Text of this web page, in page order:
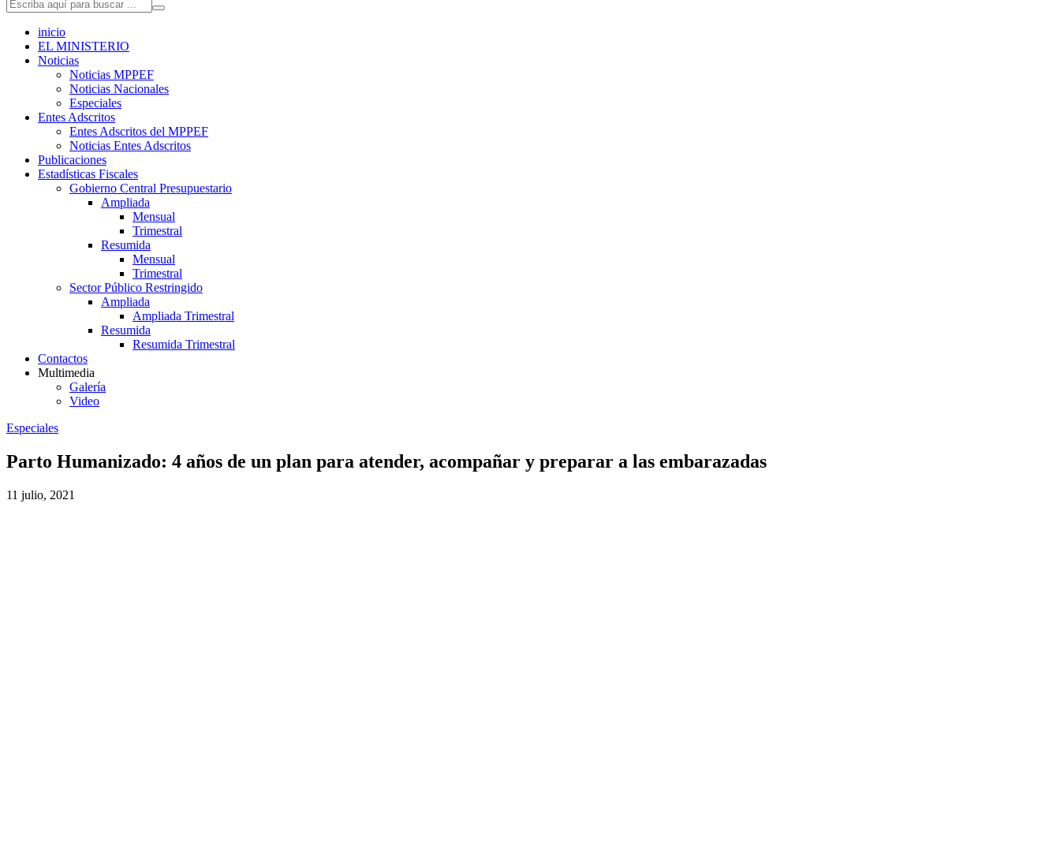
inicio
EL MINISTERIO
Noticias
Noticias MPPEF
Noticias Nacionales
Especiales
Entes Adscritos
Entes Adscritos del MPPEF
Noticias Entes Adscritos
Publicaciones
Estadísticas Fiscales
Gobierno Central Presupuestario
Ampliada
Mensual
Trimestral
Resumida
Mensual
Trimestral
Sector Público Restringido
Ampliada
Ampliada Trimestral
Resumida
Resumida Trimestral
Contactos
Multimedia
Galería
Video
Especiales
Parto Humanizado: 4 años de un plan para atender, acompañar y preparar a las embarazadas
11 julio, 2021